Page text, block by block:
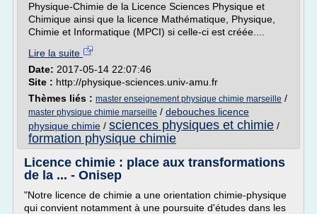
Physique-Chimie de la Licence Sciences Physique et
Chimique ainsi que la licence Mathématique, Physique,
Chimie et Informatique (MPCI) si celle-ci est créée....
Lire la suite
Date: 2017-05-14 22:07:46
Site : http://physique-sciences.univ-amu.fr
Thèmes liés : master enseignement physique chimie marseille /
master physique chimie marseille / debouches licence
physique chimie / sciences physiques et chimie /
formation physique chimie
Licence chimie : place aux transformations
de la ... - Onisep
"Notre licence de chimie a une orientation chimie-physique
qui convient notamment à une poursuite d'études dans les